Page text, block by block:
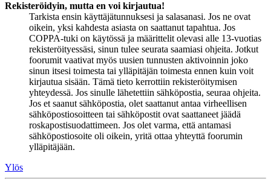
Rekisteröidyin, mutta en voi kirjautua!
Tarkista ensin käyttäjätunnuksesi ja salasanasi. Jos ne ovat
oikein, yksi kahdesta asiasta on saattanut tapahtua. Jos
COPPA-tuki on käytössä ja määrittelit olevasi alle 13-vuotias
rekisteröityessäsi, sinun tulee seurata saamiasi ohjeita. Jotkut
foorumit vaativat myös uusien tunnusten aktivoinnin joko
sinun itsesi toimesta tai ylläpitäjän toimesta ennen kuin voit
kirjautua sisään. Tämä tieto kerrottiin rekisteröitymisen
yhteydessä. Jos sinulle lähetettiin sähköpostia, seuraa ohjeita.
Jos et saanut sähköpostia, olet saattanut antaa virheellisen
sähköpostiosoitteen tai sähköpostit ovat saattaneet jäädä
roskapostisuodattimeen. Jos olet varma, että antamasi
sähköpostiosoite oli oikein, yritä ottaa yhteyttä foorumin
ylläpitäjään.
Ylös